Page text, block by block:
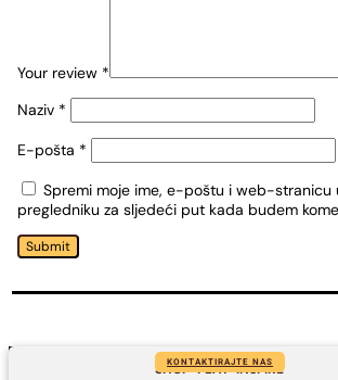
Your review *
Naziv *
E-pošta *
Spremi moje ime, e-poštu i web-stranicu
pregledniku za sljedeći put kada budem
Submit
SHOP-PLAY-INSPIRE
KONTAKTIRAJTE NAS